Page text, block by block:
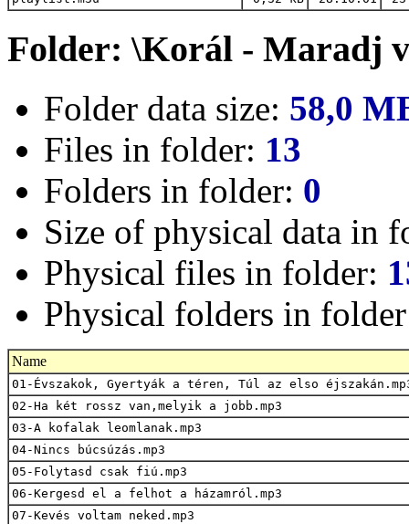
Folder: \Korál - Maradj
Folder data size: 58,0
Files in folder: 13
Folders in folder: 0
Size of physical data in
Physical files in folder:
Physical folders in
Name
01-Évszakok, Gyertyák a téren, Túl az elso
02-Ha két rossz van,melyik a jobb.mp3
03-A kofalak leomlanak.mp3
04-Nincs búcsúzás.mp3
05-Folytasd csak fiú.mp3
06-Kergesd el a felhot a házamról.mp3
07-Kevés voltam neked.mp3